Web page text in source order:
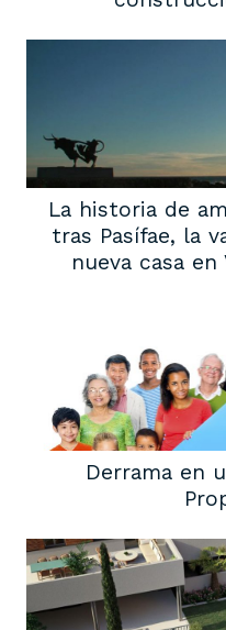
La historia de
tras Pasífae, la
nueva casa
Derrama en